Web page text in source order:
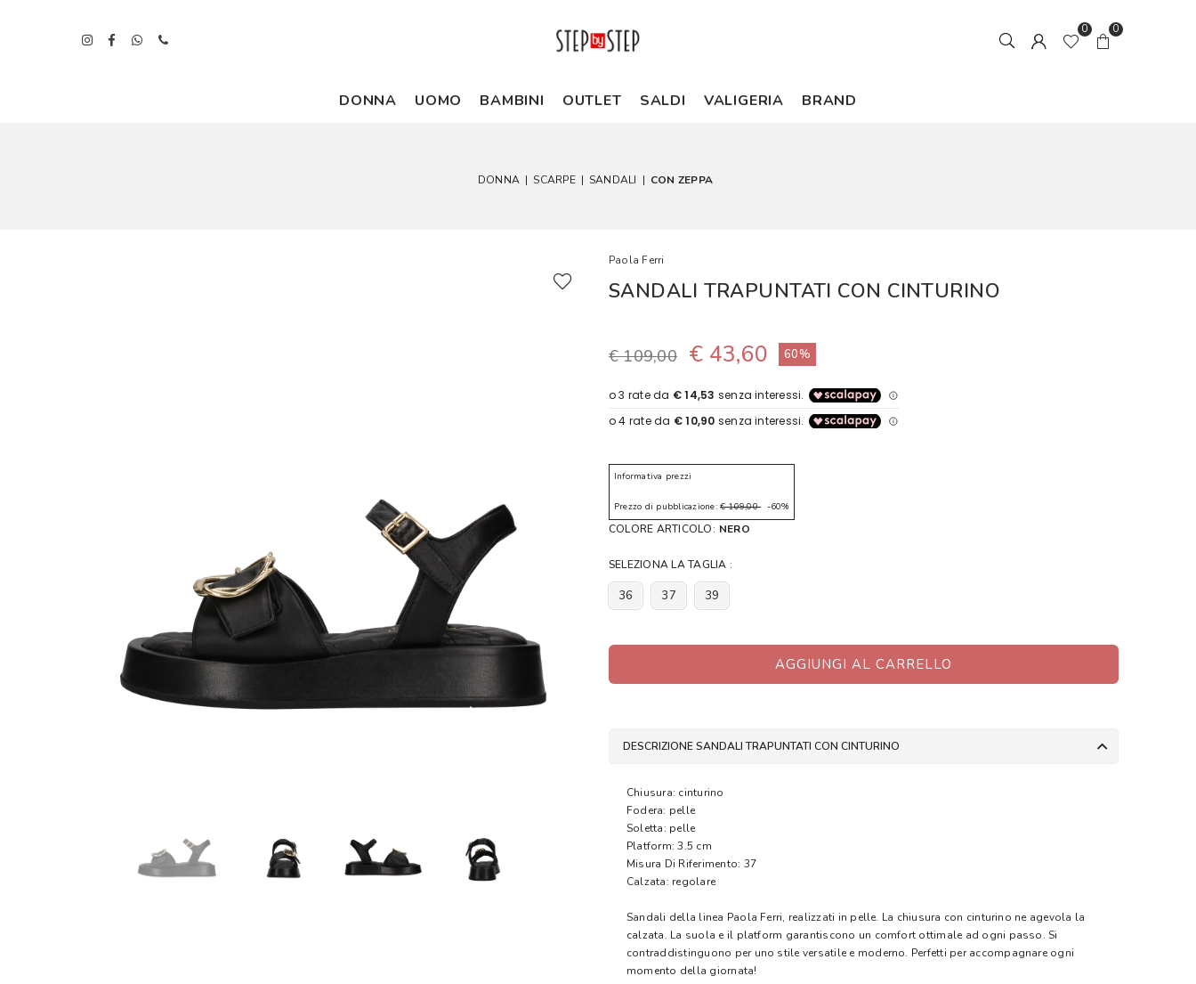
0 0
DONNA UOMO BAMBINI OUTLET SALDI VALIGERIA BRAND
DONNA | SCARPE | SANDALI | CON ZEPPA
Paola Ferri
SANDALI TRAPUNTATI CON CINTURINO
€ 109,00 € 43,60 60%
Informativa prezzi
Prezzo di pubblicazione: € 109,00-60%
COLORE ARTICOLO: NERO
SELEZIONA LA TAGLIA :
36 37 39
AGGIUNGI AL CARRELLO
DESCRIZIONE SANDALI TRAPUNTATI CON CINTURINO
Chiusura: cinturino
Fodera: pelle
Soletta: pelle
Platform: 3.5 cm
Misura Di Riferimento: 37
Calzata: regolare
Sandali della linea Paola Ferri, realizzati in pelle. La chiusura con cinturino ne agevola la
calzata. La suola e il platform garantiscono un comfort ottimale ad ogni passo. Si
contraddistinguono per uno stile versatile e moderno. Perfetti per accompagnare ogni
momento della giornata!